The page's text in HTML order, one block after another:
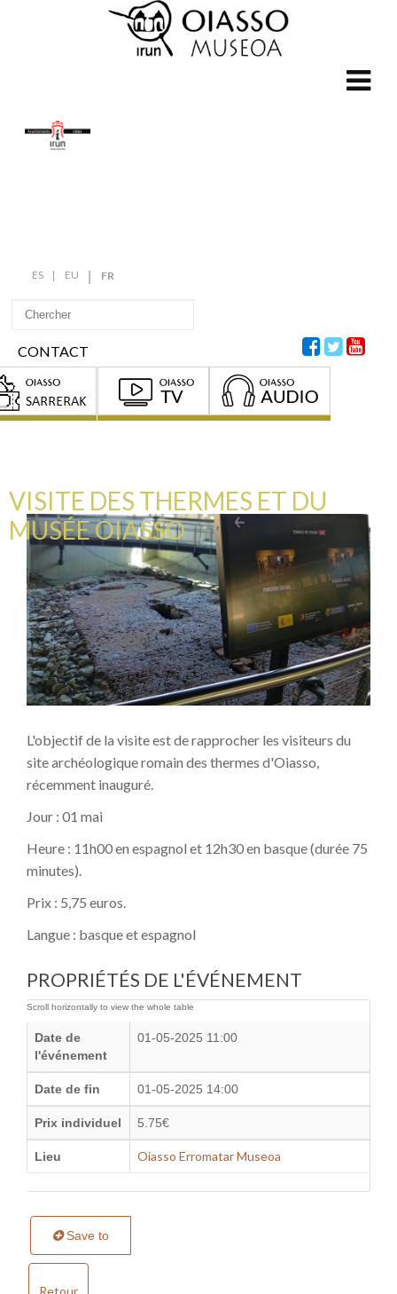
ES EU FR
CONTACT
VISITE DES THERMES ET DU
MUSÉE OIASSO
L'objectif de la visite est de rapprocher les visiteurs du
site archéologique romain des thermes d'Oiasso,
récemment inauguré.
Jour : 01 mai
Heure : 11h00 en espagnol et 12h30 en basque (durée 75
minutes).
Prix : 5,75 euros.
Langue : basque et espagnol
PROPRIÉTÉS DE L'ÉVÉNEMENT
Date de
l'événement
01-05-2025 11:00
Date de fin 01-05-2025 14:00
Prix individuel 5.75€
Lieu Oiasso Erromatar Museoa
Save to